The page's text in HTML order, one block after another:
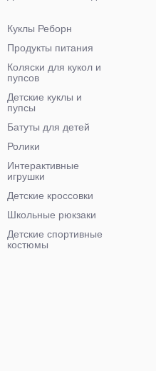
Куклы Реборн
Продукты питания
Коляски для кукол и
пупсов
Детские куклы и
пупсы
Батуты для детей
Ролики
Интерактивные
игрушки
Детские кроссовки
Школьные рюкзаки
Детские спортивные
костюмы